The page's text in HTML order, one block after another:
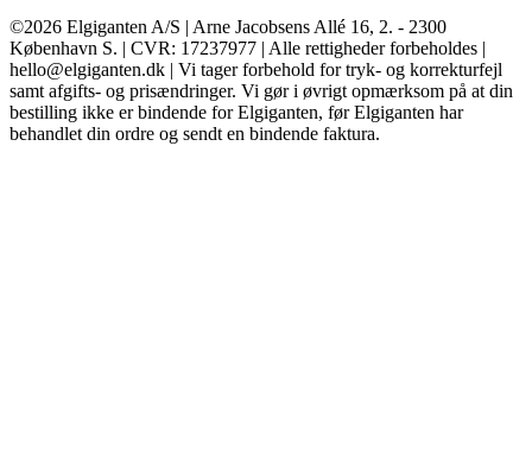
©2026 Elgiganten A/S | Arne Jacobsens Allé 16, 2. - 2300
København S. | CVR: 17237977 | Alle rettigheder forbeholdes |
hello@elgiganten.dk | Vi tager forbehold for tryk- og korrekturfejl
samt afgifts- og prisændringer. Vi gør i øvrigt opmærksom på at din
bestilling ikke er bindende for Elgiganten, før Elgiganten har
behandlet din ordre og sendt en bindende faktura.